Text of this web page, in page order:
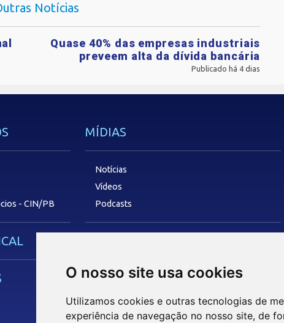
O nosso site usa cookies
Utilizamos cookies e outras tecnologias de
experiência de navegação no nosso site, de
Notícias
Quase 40% das empresas industriais
preveem alta da dívida bancária
Publicado há 4 dias
- CIN/PB
MÍDIAS
Notícias
Vídeos
Podcasts